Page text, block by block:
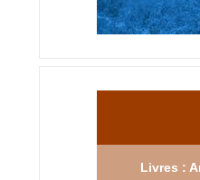
Livres :